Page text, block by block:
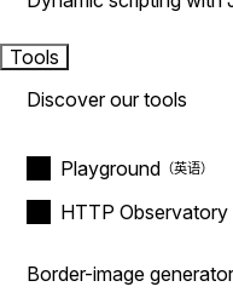
Tools
Discover our tools
Playground
HTTP Observatory
Border-image